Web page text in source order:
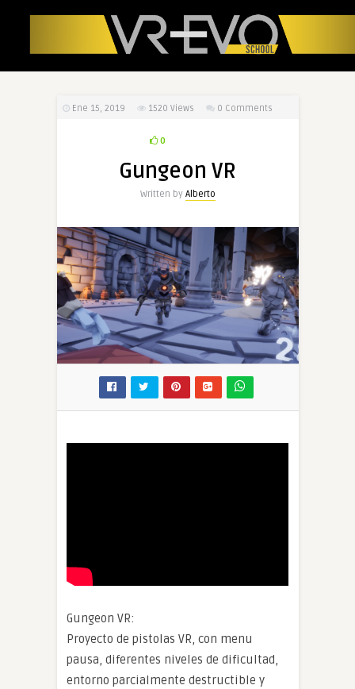
Ene 15, 2019 1520 Views 0 Comments
0
Gungeon VR
Written by Alberto
Gungeon VR:
Proyecto de pistolas VR, con menu
pausa, diferentes niveles de dificultad,
entorno parcialmente destructible y